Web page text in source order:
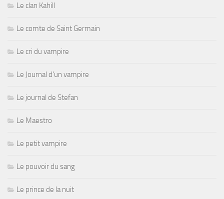
Le clan Kahill
Le comte de Saint Germain
Le cri du vampire
Le Journal d'un vampire
Le journal de Stefan
Le Maestro
Le petit vampire
Le pouvoir du sang
Le prince de la nuit